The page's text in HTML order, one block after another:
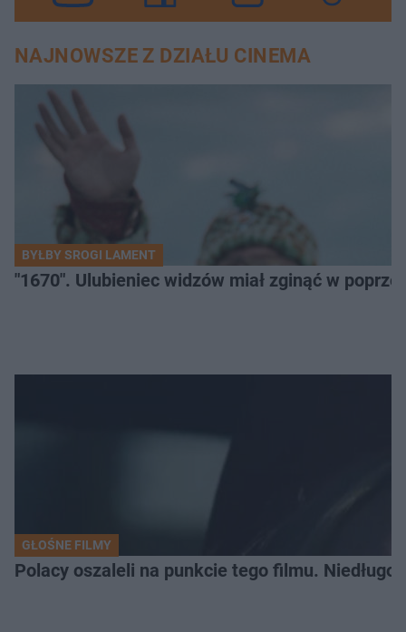
NAJNOWSZE Z DZIAŁU CINEMA
BYŁBY SROGI LAMENT
"1670". Ulubieniec widzów miał zginąć w
GŁOŚNE FILMY
Polacy oszaleli na punkcie tego filmu. Niedługo